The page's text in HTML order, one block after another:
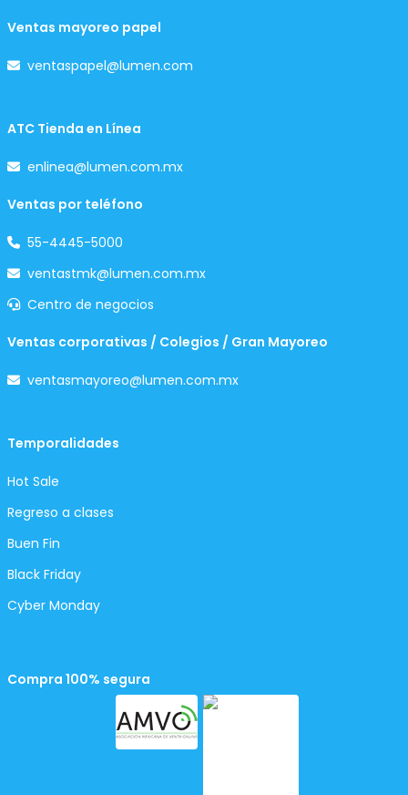
Ventas mayoreo papel
ventaspapel@lumen.com
ATC Tienda en Línea
enlinea@lumen.com.mx
Ventas por teléfono
55-4445-5000
ventastmk@lumen.com.mx
Centro de negocios
Ventas corporativas / Colegios / Gran Mayoreo
ventasmayoreo@lumen.com.mx
Temporalidades
Hot Sale
Regreso a clases
Buen Fin
Black Friday
Cyber Monday
Compra 100% segura